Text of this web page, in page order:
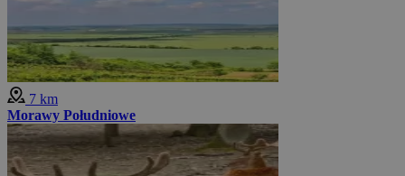
7 km
Morawy Południowe